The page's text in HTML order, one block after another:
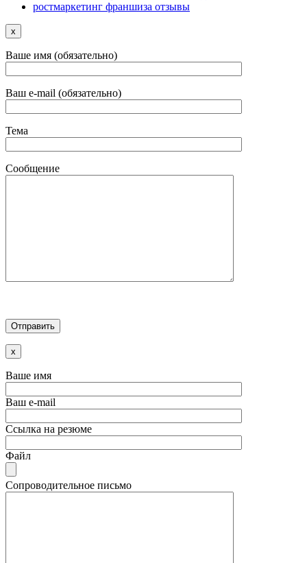
ростмаркетинг франшиза отзывы
x
Ваше имя (обязательно)
Ваш e-mail (обязательно)
Тема
Сообщение
x
Ваше имя
Ваш e-mail
Ссылка на резюме
Файл
Сопроводительное письмо